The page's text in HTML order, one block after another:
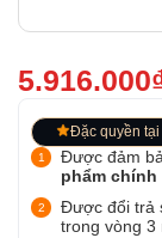
Đặc quyền tại
Được đảm
phẩm chính
Được đổi trả
trong vòng 3